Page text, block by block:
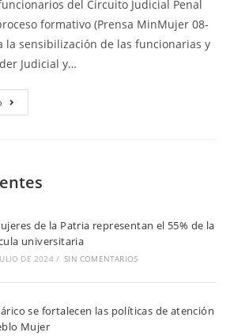
del Circuito Judicial Penal
formativo (Prensa MinMujer 08-
la sensibilización de las funcionarias y
Judicial y…
de la Patria representan el 55% de la
universitaria
DE 2024 / SIN COMENTARIOS
se fortalecen las políticas de atención
Mujer